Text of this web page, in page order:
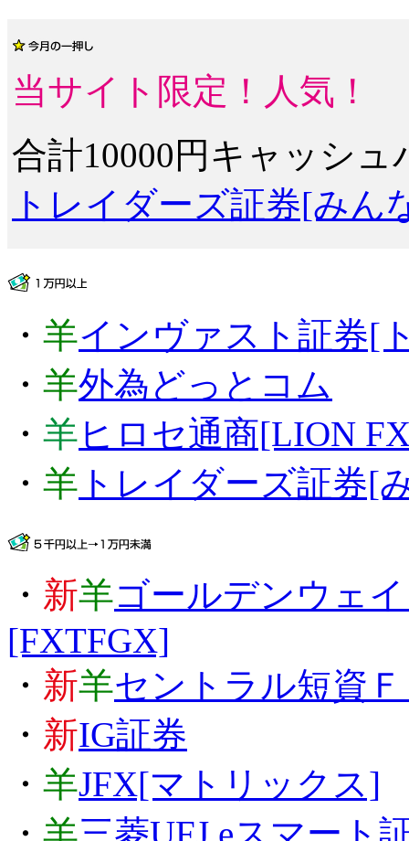
当サイト限定！人気！
合計10000円キャッシュ
トレイダーズ証券[みん
・ 羊インヴァスト証券[
・ 羊外為どっとコム
・ 羊ヒロセ通商[LION
・ 羊 トレイダーズ証券[
・ 新羊ゴールデンウェ
[FXTFGX]
・ 新羊セントラル短資
・ 新IG証券
・ 羊JFX[マトリックス]
・ 羊三菱UFJ eスマート